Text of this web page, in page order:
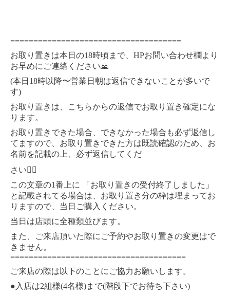
=====================================
お取り置きは本日の18時頃まで、HPお問い合わせ欄より
お早めにご連絡ください🙏
(本日18時以降〜営業日朝は返信できないことが多いで
す)
お取り置きは、こちらからの返信でお取り置き確定にな
ります。
お取り置きできた場合、できなかった場合も必ず返信し
てますので、お取り置きできた方は既読確認のため、お
名前を記載の上、必ず返信してくだ
さい🙇‍♀️
この文章の1番上に 「お取り置きの受付終了しました」
と記載されてる場合は、お取り置き分の枠は埋まってお
りますので、当日ご購入ください。
当日は店頭に全種類並びます。
また、ご来店頂いた際にご予約やお取り置きの変更はで
きません。
======================================
ご来店の際は以下のことにご協力お願いします。
●入店は2組様(4名様)まで(階段下でお待ち下さい)